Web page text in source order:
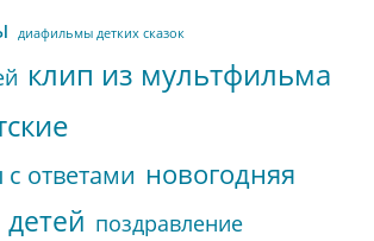
диафильмы детких сказок
клип из мультфильма
ответами новогодняя
поздравление